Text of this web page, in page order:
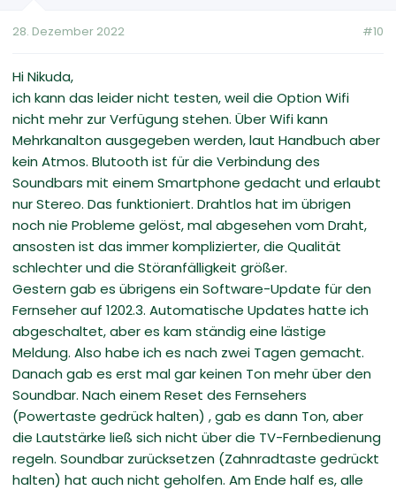
28. Dezember 2022 #10
Hi Nikuda,
ich kann das leider nicht testen, weil die Option Wifi
nicht mehr zur Verfügung stehen. Über Wifi kann
Mehrkanalton ausgegeben werden, laut Handbuch aber
kein Atmos. Blutooth ist für die Verbindung des
Soundbars mit einem Smartphone gedacht und erlaubt
nur Stereo. Das funktioniert. Drahtlos hat im übrigen
noch nie Probleme gelöst, mal abgesehen vom Draht,
ansosten ist das immer komplizierter, die Qualität
schlechter und die Störanfälligkeit größer.
Gestern gab es übrigens ein Software-Update für den
Fernseher auf 1202.3. Automatische Updates hatte ich
abgeschaltet, aber es kam ständig eine lästige
Meldung. Also habe ich es nach zwei Tagen gemacht.
Danach gab es erst mal gar keinen Ton mehr über den
Soundbar. Nach einem Reset des Fernsehers
(Powertaste gedrück halten) , gab es dann Ton, aber
die Lautstärke ließ sich nicht über die TV-Fernbedienung
regeln. Soundbar zurücksetzen (Zahnradtaste gedrückt
halten) hat auch nicht geholfen. Am Ende half es, alle